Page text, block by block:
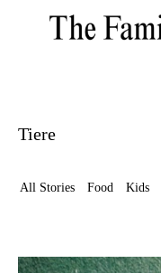
Tiere
All Stories Food Kids